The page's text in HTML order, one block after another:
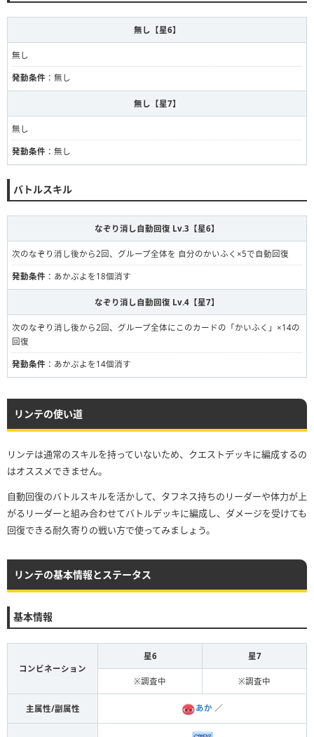
無し【星6】
無し
発動条件 ：無し
無し【星7】
無し
発動条件 ：無し
バトルスキル
なぞり消し自動回復 Lv.3【星6】
次のなぞり消し後から2回、グループ全体を 自分のかいふく×5で自動回復
発動条件 ：あかぷよを18個消す
なぞり消し自動回復 Lv.4【星7】
次のなぞり消し後から2回、グループ全体にこのカードの「かいふく」×14の
回復
発動条件 ：あかぷよを14個消す
リンテの使い道
リンテは通常のスキルを持っていないため、クエストデッキに編成するの
はオススメできません。
自動回復のバトルスキルを活かして、タフネス持ちのリーダーや体力が上
がるリーダーと組み合わせてバトルデッキに編成し、ダメージを受けても
回復できる耐久寄りの戦い方で使ってみましょう。
リンテの基本情報とステータス
基本情報
コンビネーション
星6 星7
※調査中 ※調査中
主属性/副属性 あか ／